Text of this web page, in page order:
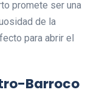
promete ser una
de la
para abrir el
Barroco